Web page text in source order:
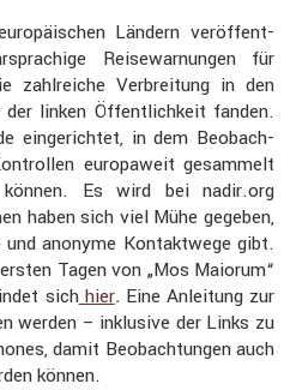
Ländern veröf­fent­
Reise­war­nungen für
zahlreiche Verbrei­tung in den
linken Öffent­lich­keit fanden.
einge­richtet, in dem Beobach­
europa­weit gesam­melt
Es wird bei nadir​.org
haben sich viel Mühe gegeben,
anonyme Kontakt­wege gibt.
Tagen von „Mos Maiorum“
sichhier. Eine Anlei­tung zur
werden – inklu­sive der Links zu
damit Beobach­tungen auch
können.